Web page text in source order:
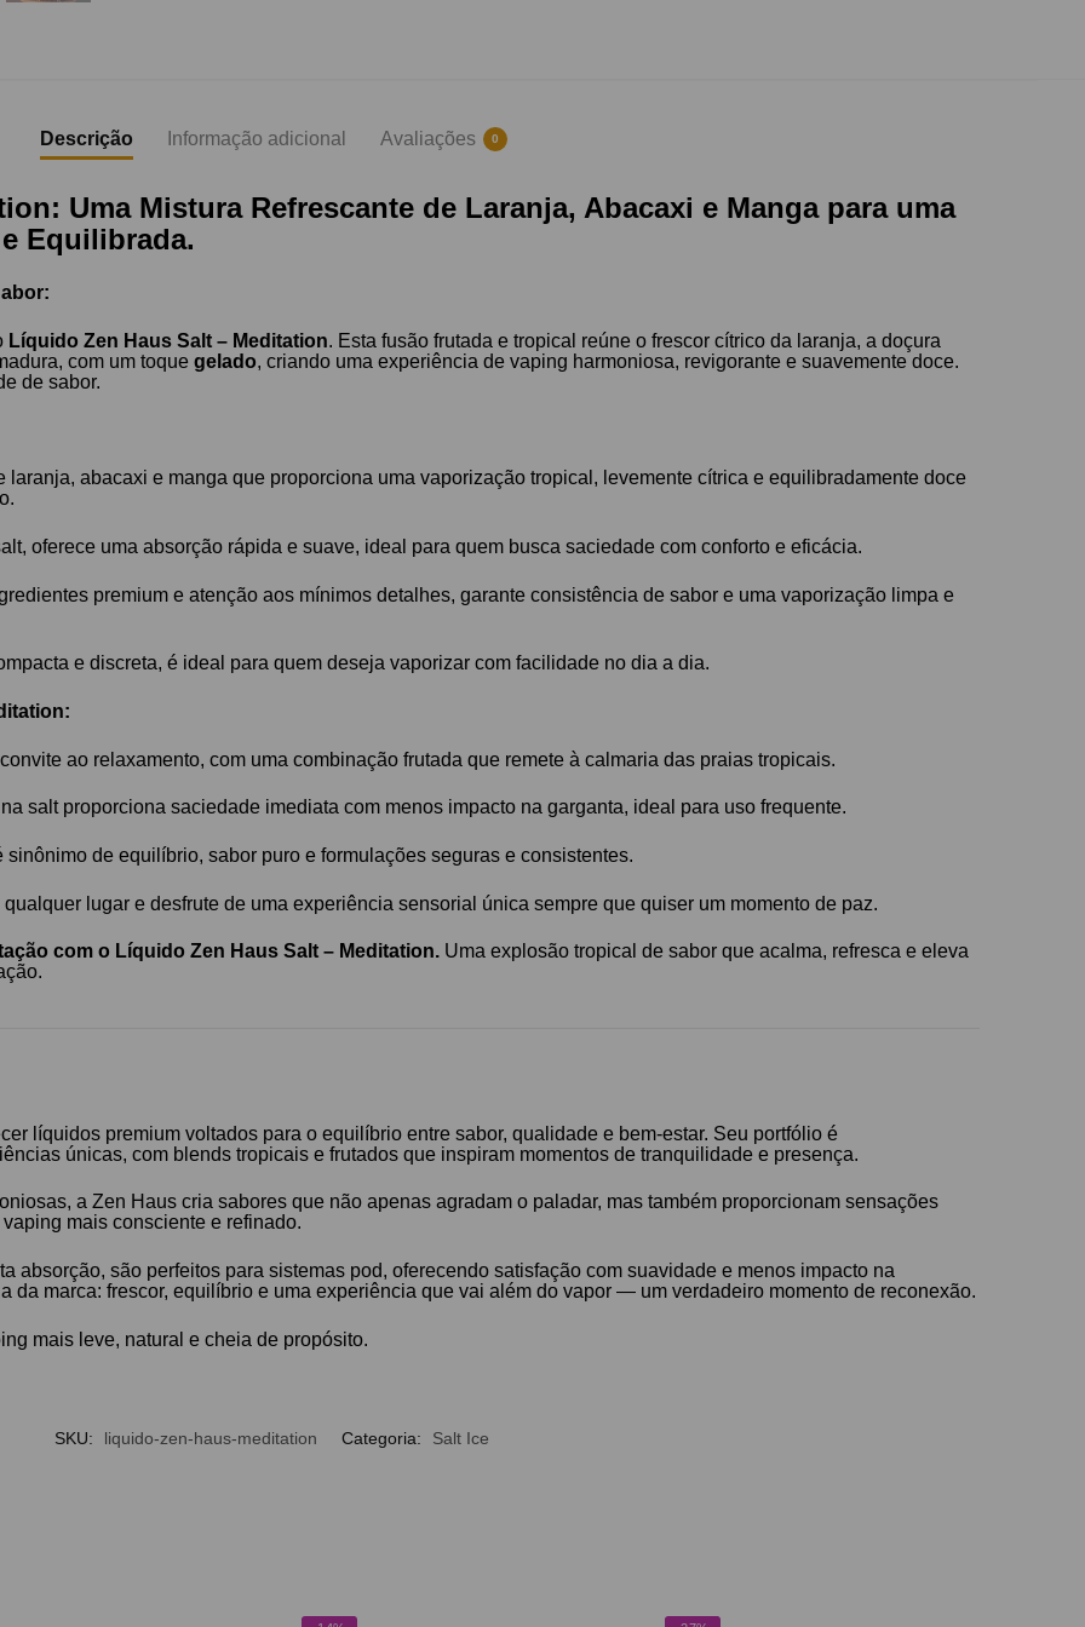
Descrição Informação adicional Avaliações 0
Uma Mistura Refrescante de Laranja, Abacaxi e Manga para uma
Equilibrada.
Líquido Zen Haus Salt – Meditation. Esta fusão frutada e tropical reúne o frescor cítrico da laranja, a doçura
com um toquegelado, criando uma experiência de vaping harmoniosa, revigorante e suavemente doce.
de sabor.
abacaxi e manga que proporciona uma vaporização tropical, levemente cítrica e equilibradamente doce
oferece uma absorção rápida e suave, ideal para quem busca saciedade com conforto e eficácia.
premium e atenção aos mínimos detalhes, garante consistência de sabor e uma vaporização limpa e
e discreta, é ideal para quem deseja vaporizar com facilidade no dia a dia.
ao relaxamento, com uma combinação frutada que remete à calmaria das praias tropicais.
salt proporciona saciedade imediata com menos impacto na garganta, ideal para uso frequente.
sinônimo de equilíbrio, sabor puro e formulações seguras e consistentes.
lugar e desfrute de uma experiência sensorial única sempre que quiser um momento de paz.
com o Líquido Zen Haus Salt – Meditation. Uma explosão tropical de sabor que acalma, refresca e eleva
líquidos premium voltados para o equilíbrio entre sabor, qualidade e bem-estar. Seu portfólio é
únicas, com blends tropicais e frutados que inspiram momentos de tranquilidade e presença.
a Zen Haus cria sabores que não apenas agradam o paladar, mas também proporcionam sensações
mais consciente e refinado.
absorção, são perfeitos para sistemas pod, oferecendo satisfação com suavidade e menos impacto na
da marca: frescor, equilíbrio e uma experiência que vai além do vapor — um verdadeiro momento de reconexão.
mais leve, natural e cheia de propósito.
SKU: liquido-zen-haus-meditation Categoria: Salt Ice